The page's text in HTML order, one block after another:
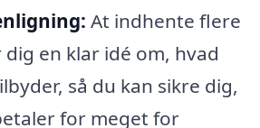
At indhente flere
en klar idé om, hvad
så du kan sikre dig,
for meget for